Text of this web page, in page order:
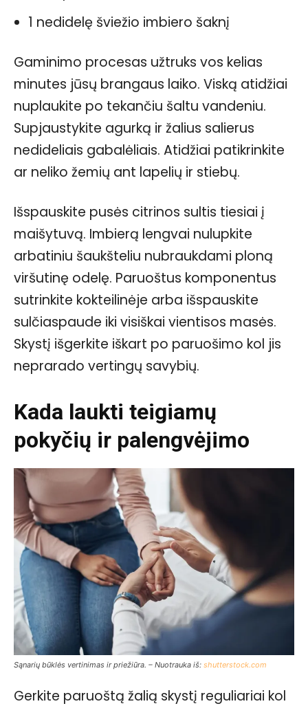
1 nedidelę šviežio imbiero šaknį
Gaminimo procesas užtruks vos kelias
minutes jūsų brangaus laiko. Viską atidžiai
nuplaukite po tekančiu šaltu vandeniu.
Supjaustykite agurką ir žalius salierus
nedideliais gabalėliais. Atidžiai patikrinkite
ar neliko žemių ant lapelių ir stiebų.
Išspauskite pusės citrinos sultis tiesiai į
maišytuvą. Imbierą lengvai nulupkite
arbatiniu šaukšteliu nubraukdami ploną
viršutinę odelę. Paruoštus komponentus
sutrinkite kokteilinėje arba išspauskite
sulčiaspaude iki visiškai vientisos masės.
Skystį išgerkite iškart po paruošimo kol jis
neprarado vertingų savybių.
Kada laukti teigiamų
pokyčių ir palengvėjimo
Sąnarių būklės vertinimas ir priežiūra. – Nuotrauka iš: shutterstock.com
Gerkite paruoštą žalią skystį reguliariai kol